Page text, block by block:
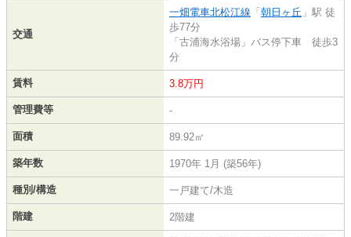
交通
一畑電車北松江線 「 朝日ヶ丘 」駅 徒
歩77分
「古浦海水浴場」バス停下車 徒歩3
分
賃料 3.8万円
管理費等 -
面積 89.92㎡
築年数 1970年 1月 (築56年)
種別/構造 一戸建て/木造
階建 2階建